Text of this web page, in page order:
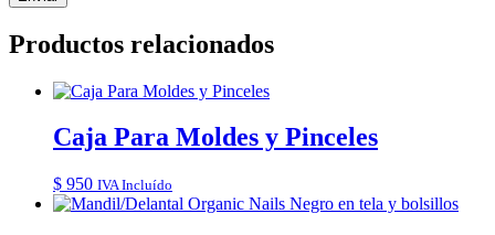
Productos relacionados
Caja Para Moldes y Pinceles
$ 950 IVA Incluído